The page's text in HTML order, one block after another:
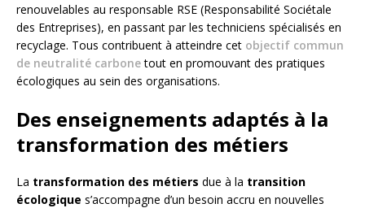
renouvelables au responsable RSE (Responsabilité Sociétale
des Entreprises), en passant par les techniciens spécialisés en
recyclage. Tous contribuent à atteindre cet objectif commun
de neutralité carbonetout en promouvant des pratiques
écologiques au sein des organisations.
Des enseignements adaptés à la
transformation des métiers
La transformation des métiers due à la transition
écologique s’accompagne d’un besoin accru en nouvelles